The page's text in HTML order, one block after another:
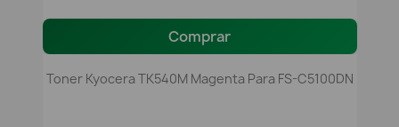
Comprar
Toner Kyocera TK540M Magenta Para FS-C5100DN